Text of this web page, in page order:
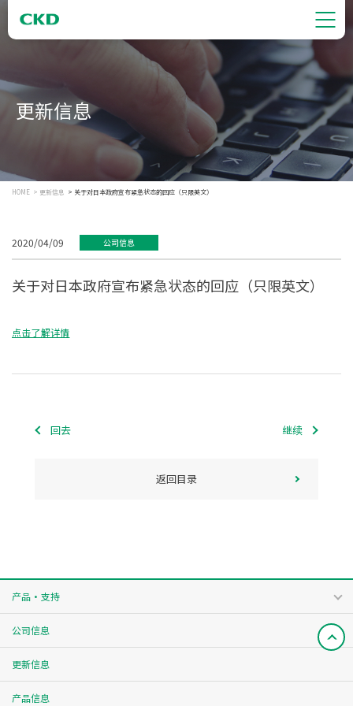
更新信息
HOME 更新信息 关于对日本政府宣布紧急状态的回应（只限英文）
2020/04/09 公司信息
关于对日本政府宣布紧急状态的回应（只限英文）
点击了解详情
回去 继续
返回目录
产品・支持
公司信息
更新信息
产品信息